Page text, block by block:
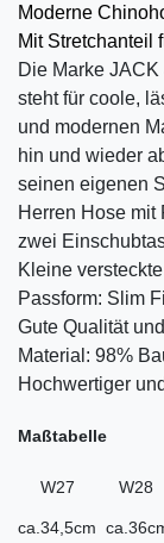
Moderne
Mit Stretchanteil
Die Marke
steht für coole,
und modernen
hin und wieder
seinen eigenen
Herren Hose mit
zwei
Kleine
Passform: Slim
Gute Qualität
Material: 98%
Hochwertiger
Maßtabelle
W27 W28
ca.34,5cm